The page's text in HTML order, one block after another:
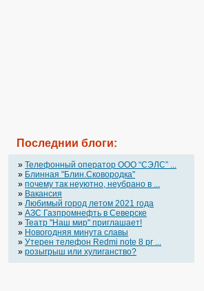
Последнии блоги:
» Телефонный оператор OOO “СЭЛС” ...
» Блинная "Блин.Сковородка"
» почему так неуютно, неубрано в ...
» Вакансия
» Любимый город летом 2021 года
» АЗС Газпромнефть в Северске
» Театр "Наш мир" приглашает!
» Новогодняя минута славы
» Утерен телефон Redmi note 8 pr ...
» розыгрыш или хулиганство?